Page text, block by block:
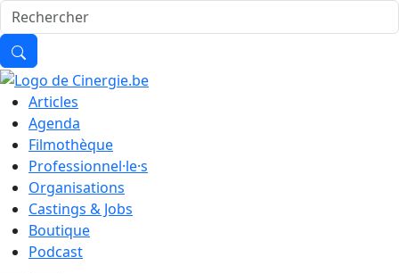
Articles
Agenda
Filmothèque
Professionnel·le·s
Organisations
Castings & Jobs
Boutique
Podcast